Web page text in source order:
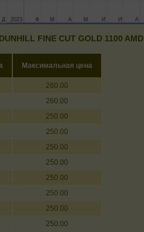
2023
2023
ДД Ф
Ф М
М А
А М
М ИИ ИИ А
А
FINE CUT GOLD 1100
Максимальная цена
260.00
260.00
250.00
250.00
250.00
250.00
250.00
250.00
250.00
250.00